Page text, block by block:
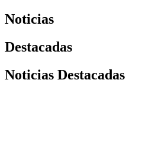
Noticias
Destacadas
Noticias Destacadas